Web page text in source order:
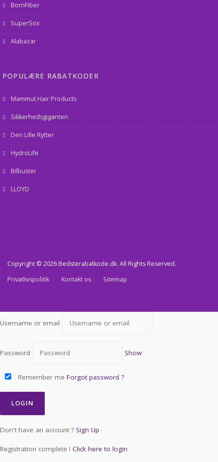
BornFiber
SuperSox
Alabazar
POPULÆRE RABATKODER
Mammut Hair Products
Sikkerhedsgiganten
Den Lille Rytter
HydroLife
Bilbuster
LLOYD
Copyright © 2026 Bedsterabatkode.dk. All Rights Reserved.
Privatlivspolitik
Kontakt os Sitemap
Username or email
Password Show
Remember me Forgot password ?
Don't have an account ? Sign Up
Registration complete ! Click here to login